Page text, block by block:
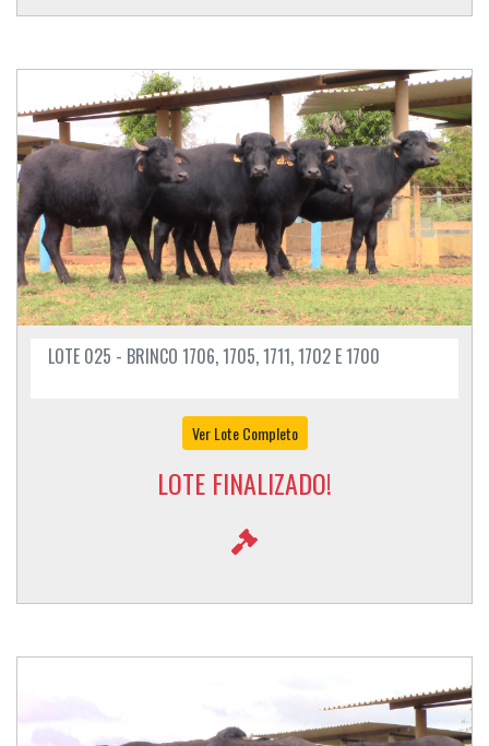
LOTE 025 - BRINCO 1706, 1705, 1711, 1702 E 1700
Ver Lote Completo
LOTE FINALIZADO!